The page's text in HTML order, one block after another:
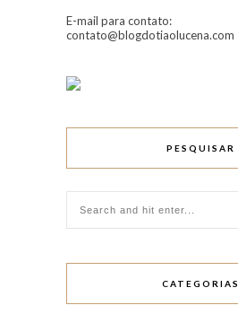
E-mail para contato:
contato@blogdotiaolucena.com
PESQUISAR
CATEGORIAS